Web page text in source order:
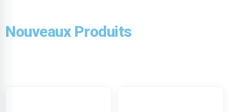
Nouveaux Produits